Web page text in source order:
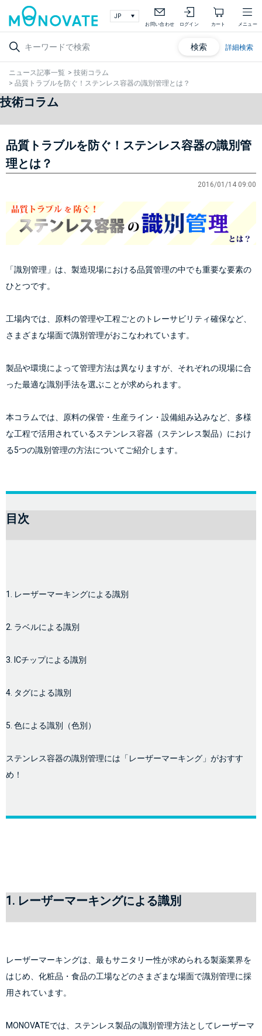
お問い合わせ ログイン カート メニュー
検索 詳細検索
ニュース記事一覧 > 技術コラム
> 品質トラブルを防ぐ！ステンレス容器の識別管理とは？
技術コラム
品質トラブルを防ぐ！ステンレス容器の識別管
理とは？
2016/01/14 09:00
「識別管理」は、製造現場における品質管理の中でも重要な要素の
ひとつです。
工場内では、原料の管理や工程ごとのトレーサビリティ確保など、
さまざまな場面で識別管理がおこなわれています。
製品や環境によって管理方法は異なりますが、それぞれの現場に合
った最適な識別手法を選ぶことが求められます。
本コラムでは、原料の保管・生産ライン・設備組み込みなど、多様
な工程で活用されているステンレス容器（ステンレス製品）におけ
る5つの識別管理の方法についてご紹介します。
目次
1. レーザーマーキングによる識別
2. ラベルによる識別
3. ICチップによる識別
4. タグによる識別
5. 色による識別（色別）
ステンレス容器の識別管理には「レーザーマーキング」がおすす
め！
1. レーザーマーキングによる識別
レーザーマーキングは、最もサニタリー性が求められる製薬業界を
はじめ、化粧品・食品の工場などのさまざまな場面で識別管理に採
用されています。
MONOVATEでは、ステンレス製品の識別管理方法としてレーザーマ